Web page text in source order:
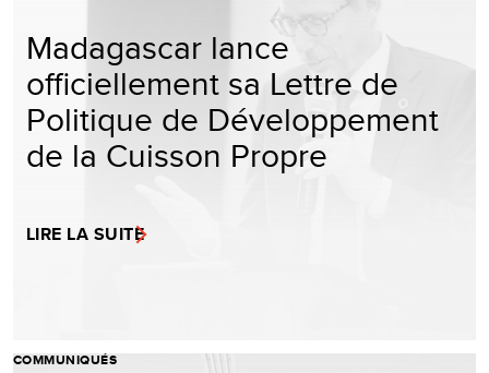
Madagascar lance
officiellement sa Lettre de
Politique de Développement
de la Cuisson Propre
LIRE LA SUITE
COMMUNIQUÉS